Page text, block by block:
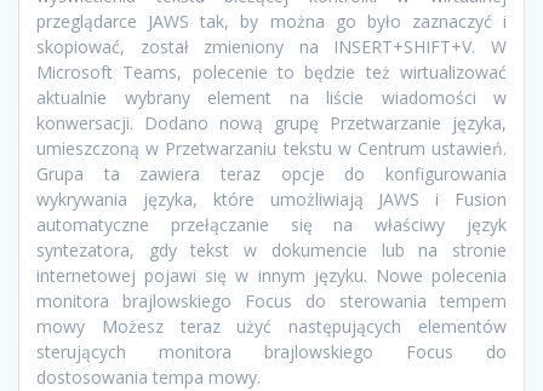
przeglądarce JAWS tak, by można go było zaznaczyć i
skopiować, został zmieniony na INSERT+SHIFT+V. W
Microsoft Teams, polecenie to będzie też wirtualizować
aktualnie wybrany element na liście wiadomości w
konwersacji. Dodano nową grupę Przetwarzanie języka,
umieszczoną w Przetwarzaniu tekstu w Centrum ustawień.
Grupa ta zawiera teraz opcje do konfigurowania
wykrywania języka, które umożliwiają JAWS i Fusion
automatyczne przełączanie się na właściwy język
syntezatora, gdy tekst w dokumencie lub na stronie
internetowej pojawi się w innym języku. Nowe polecenia
monitora brajlowskiego Focus do sterowania tempem
mowy Możesz teraz użyć następujących elementów
sterujących monitora brajlowskiego Focus do
dostosowania tempa mowy.